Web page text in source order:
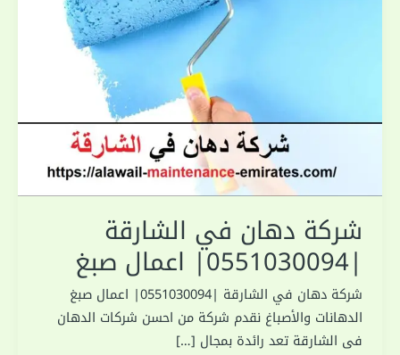
شركة دهان في الشارقة
|0551030094| اعمال صبغ
شركة دهان في الشارقة |0551030094| اعمال صبغ
الدهانات والأصباغ نقدم شركة من احسن شركات الدهان
فى الشارقة تعد رائدة بمجال […]